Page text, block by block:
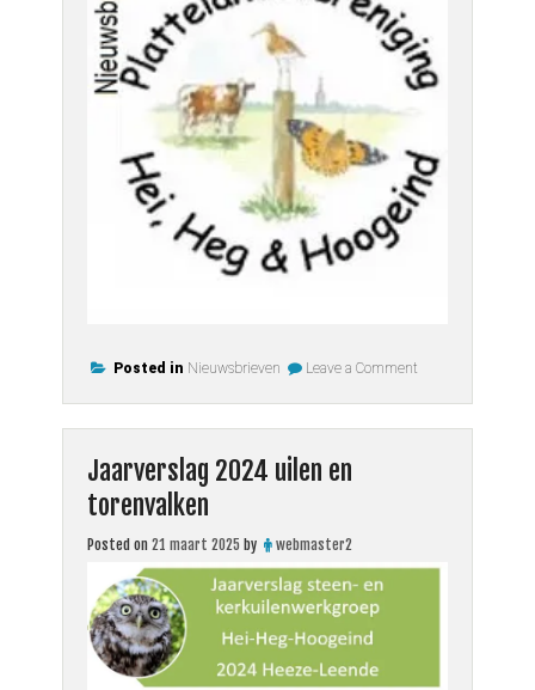
Posted in Nieuwsbrieven Leave a Commenton
Jaarverslag 2024 uilen en
torenvalken
Posted on 21 maart 2025 by webmaster2